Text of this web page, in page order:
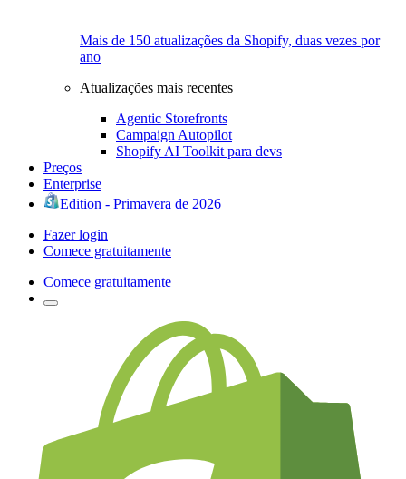
Mais de 150 atualizações da Shopify, duas vezes por
ano
Atualizações mais recentes
Agentic Storefronts
Campaign Autopilot
Shopify AI Toolkit para devs
Preços
Enterprise
Edition - Primavera de 2026
Fazer login
Comece gratuitamente
Comece gratuitamente